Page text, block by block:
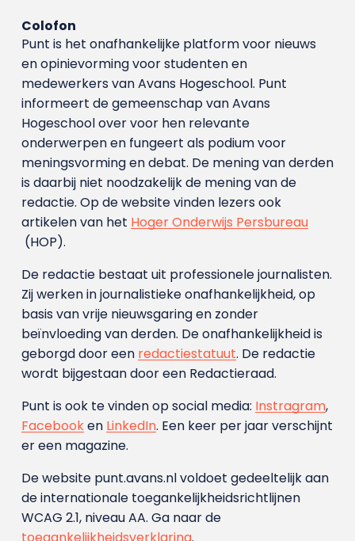
Colofon
Punt is het onafhankelijke platform voor nieuws
en opinievorming voor studenten en
medewerkers van Avans Hoge­school. Punt
informeert de gemeenschap van Avans
Hogeschool over voor hen relevante
onderwerpen en fungeert als podium voor
meningsvorming en debat. De mening van derden
is daarbij niet noodzakelijk de mening van de
redactie. Op de website vinden lezers ook
artikelen van het Hoger Onderwijs Persbureau
(HOP).
De redactie bestaat uit professionele journalisten.
Zij werken in journalistieke onafhankelijkheid, op
basis van vrije nieuwsgaring en zonder
beïnvloeding van derden. De onafhankelijkheid is
geborgd door een redactiestatuut. De redactie
wordt bijgestaan door een Redactieraad.
Punt is ook te vinden op social media: Instragram,
Facebooken LinkedIn. Een keer per jaar verschijnt
er een magazine.
De website punt.avans.nl voldoet gedeeltelijk aan
de internationale toegankelijkheidsrichtlijnen
WCAG 2.1, niveau AA. Ga naar de
toegankelijkheidsverklaring.